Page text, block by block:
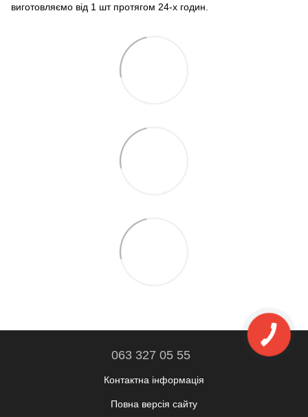
виготовляємо від 1 шт протягом 24-х годин.
063 327 05 55
Контактна інформація
Повна версія сайту